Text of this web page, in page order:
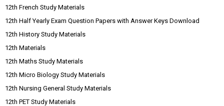
12th French Study Materials
12th Half Yearly Exam Question Papers with Answer Keys Download
12th History Study Materials
12th Materials
12th Maths Study Materials
12th Micro Biology Study Materials
12th Nursing General Study Materials
12th PET Study Materials